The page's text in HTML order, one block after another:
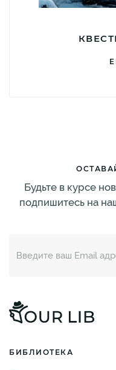
Будьте в курсе
подпишитесь на
БИБЛИОТЕКА